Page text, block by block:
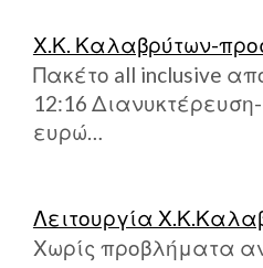
Χ.Κ. Καλαβρύτων-
Πακέτο all inclusive
12:16
ευρώ…
Λειτουργία
Χωρίς προβλήματα